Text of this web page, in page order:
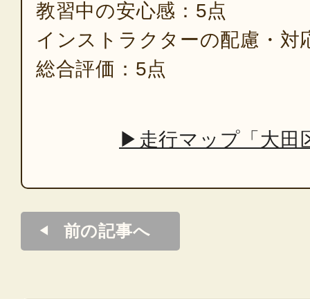
教習中の安心感：5点
インストラクターの配慮・対
総合評価：5点
▶走行マップ「大田
前の記事へ